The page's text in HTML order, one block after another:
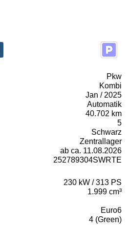
Pkw
Kombi
Jan / 2025
Automatik
40.702 km
5
Schwarz
Zentrallager
ab ca. 11.08.2026
252789304SWRTE
230 kW / 313 PS
1.999 cm³
Euro6
4 (Green)